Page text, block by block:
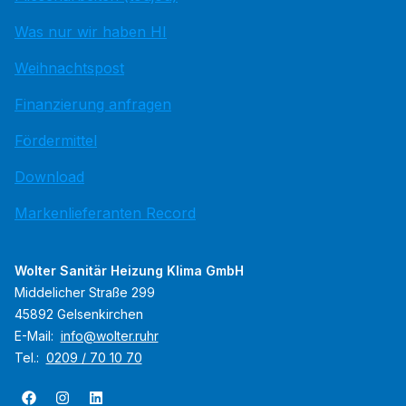
Was nur wir haben HI
Weihnachtspost
Finanzierung anfragen
Fördermittel
Download
Markenlieferanten Record
Wolter Sanitär Heizung Klima GmbH
Middelicher Straße 299
45892 Gelsenkirchen
E-Mail: info@wolter.ruhr
Tel.: 0209 / 70 10 70